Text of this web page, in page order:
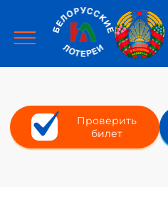
Проверить
билет